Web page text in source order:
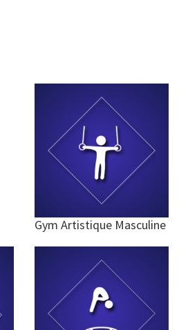
Gym Artistique Masculine